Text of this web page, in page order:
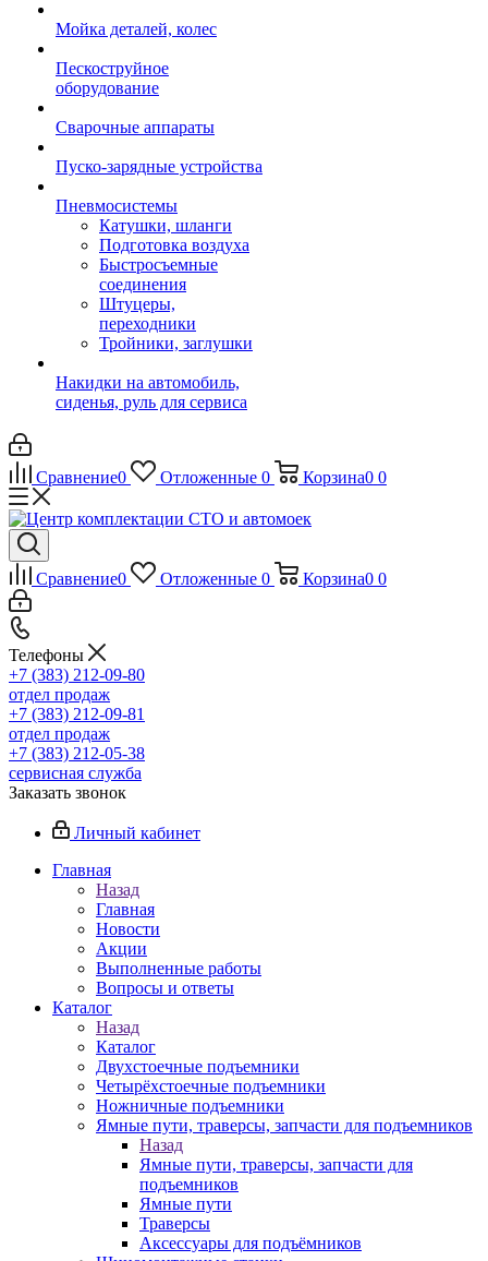
Мойка деталей, колес
Пескоструйное
оборудование
Сварочные аппараты
Пуско-зарядные устройства
Пневмосистемы
Катушки, шланги
Подготовка воздуха
Быстросъемные
соединения
Штуцеры,
переходники
Тройники, заглушки
Накидки на автомобиль,
сиденья, руль для сервиса
Сравнение0 Отложенные 0 Корзина0 0
Сравнение0 Отложенные 0 Корзина0 0
Телефоны
+7 (383) 212-09-80
отдел продаж
+7 (383) 212-09-81
отдел продаж
+7 (383) 212-05-38
сервисная служба
Заказать звонок
Личный кабинет
Главная
Назад
Главная
Новости
Акции
Выполненные работы
Вопросы и ответы
Каталог
Назад
Каталог
Двухстоечные подъемники
Четырёхстоечные подъемники
Ножничные подъемники
Ямные пути, траверсы, запчасти для подъемников
Назад
Ямные пути, траверсы, запчасти для
подъемников
Ямные пути
Траверсы
Аксессуары для подъёмников